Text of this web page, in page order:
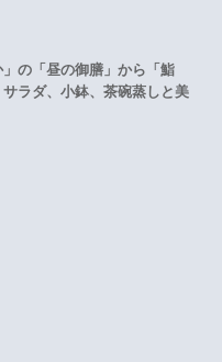
の「昼の御膳」から「鮨
ラダ、小鉢、茶碗蒸しと美